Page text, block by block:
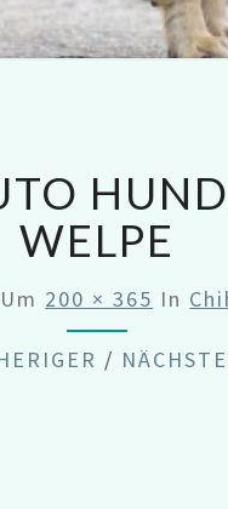
WELPE
Um 200 × 365 In
/